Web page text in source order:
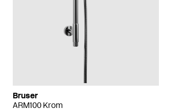
Bruser
ARM100 Krom